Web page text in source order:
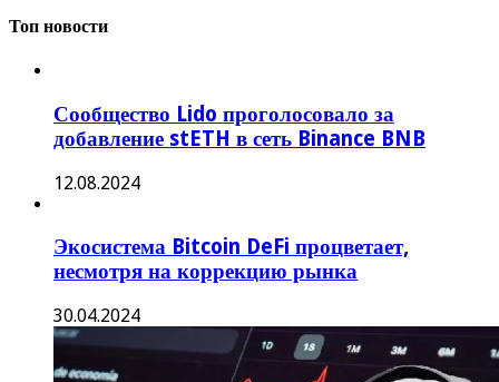
Топ новости
Сообщество Lido проголосовало за
добавление stETH в сеть Binance BNB
12.08.2024
Экосистема Bitcoin DeFi процветает,
несмотря на коррекцию рынка
30.04.2024